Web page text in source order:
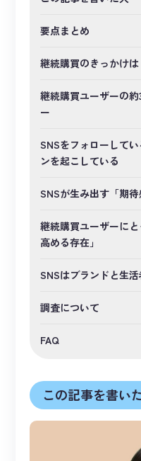
要点まとめ
継続購買のきっかけ
継続購買ユーザーの
ー
SNSをフォローして
ンを起こしている
SNSが生み出す「期待
継続購買ユーザーに
高める存在」
SNSはブランドと生
調査について
FAQ
この記事を書い